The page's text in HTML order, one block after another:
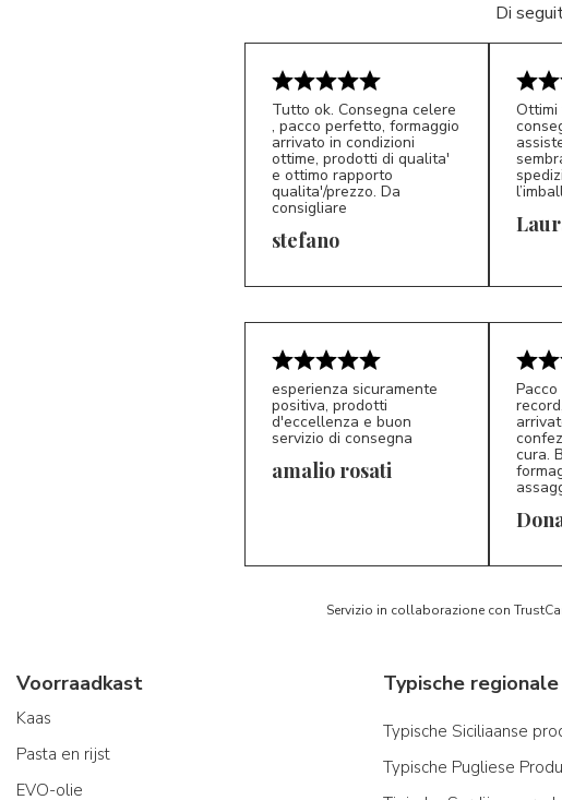
Di
S*
Tutto ok. Consegna celere
, pacco perfetto, formaggio
arrivato in condizioni
ottime, prodotti di qualita'
e ottimo rapporto
qualita'/prezzo. Da
consigliare
stefano LP
Ottimi
esperienza sicuramente
positiva, prodotti
d'eccellenza e buon
servizio di consegna
amalio rosati
D*
cura.
Servizio in collaborazione con
Voorraadkast
Kaas
Pasta en rijst
EVO-olie
Typische Siciliaanse
Typische Pugliese